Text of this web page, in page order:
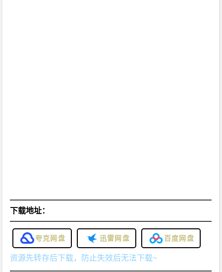
下载地址：
夸克网盘 迅雷网盘 百度网盘
资源先转存后下载，防止失效后无法下载~